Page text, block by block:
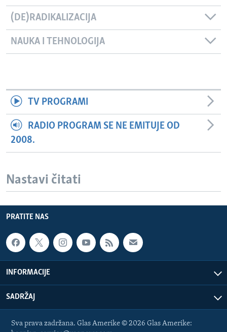
(DE)RADIKALIZACIJA
NAUKA I TEHNOLOGIJA
TV PROGRAMI
RADIO PROGRAM SE NE EMITUJE OD
2008.
Nastavi čitati
PRATITE NAS
INFORMACIJE
SADRŽAJ
Sva prava zadržana. Glas Amerike © 2026 Glas Amerike: